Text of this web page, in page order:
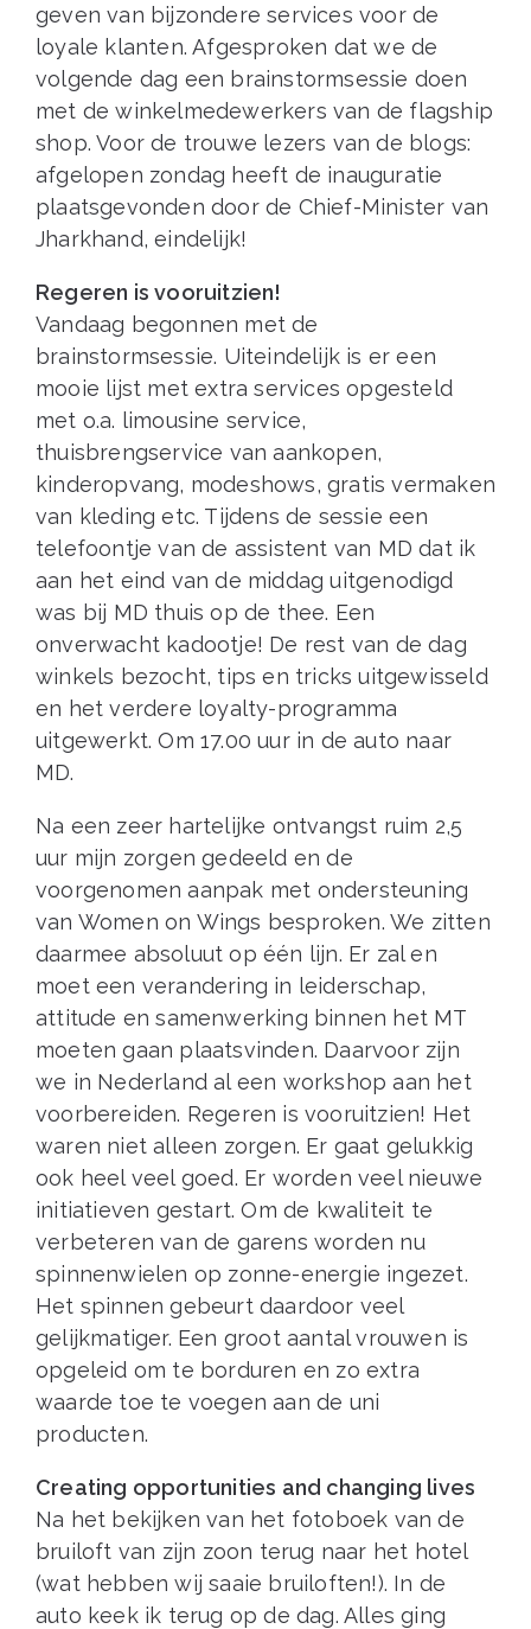
geven van bijzondere services voor de
loyale klanten. Afgesproken dat we de
volgende dag een brainstormsessie doen
met de winkelmedewerkers van de flagship
shop. Voor de trouwe lezers van de blogs:
afgelopen zondag heeft de inauguratie
plaatsgevonden door de Chief-Minister van
Jharkhand, eindelijk!
Regeren is vooruitzien!
Vandaag begonnen met de
brainstormsessie. Uiteindelijk is er een
mooie lijst met extra services opgesteld
met o.a. limousine service,
thuisbrengservice van aankopen,
kinderopvang, modeshows, gratis vermaken
van kleding etc. Tijdens de sessie een
telefoontje van de assistent van MD dat ik
aan het eind van de middag uitgenodigd
was bij MD thuis op de thee. Een
onverwacht kadootje! De rest van de dag
winkels bezocht, tips en tricks uitgewisseld
en het verdere loyalty-programma
uitgewerkt. Om 17.00 uur in de auto naar
MD.
Na een zeer hartelijke ontvangst ruim 2,5
uur mijn zorgen gedeeld en de
voorgenomen aanpak met ondersteuning
van Women on Wings besproken. We zitten
daarmee absoluut op één lijn. Er zal en
moet een verandering in leiderschap,
attitude en samenwerking binnen het MT
moeten gaan plaatsvinden. Daarvoor zijn
we in Nederland al een workshop aan het
voorbereiden. Regeren is vooruitzien! Het
waren niet alleen zorgen. Er gaat gelukkig
ook heel veel goed. Er worden veel nieuwe
initiatieven gestart. Om de kwaliteit te
verbeteren van de garens worden nu
spinnenwielen op zonne-energie ingezet.
Het spinnen gebeurt daardoor veel
gelijkmatiger. Een groot aantal vrouwen is
opgeleid om te borduren en zo extra
waarde toe te voegen aan de uni
producten.
Creating opportunities and changing lives
Na het bekijken van het fotoboek van de
bruiloft van zijn zoon terug naar het hotel
(wat hebben wij saaie bruiloften!). In de
auto keek ik terug op de dag. Alles ging